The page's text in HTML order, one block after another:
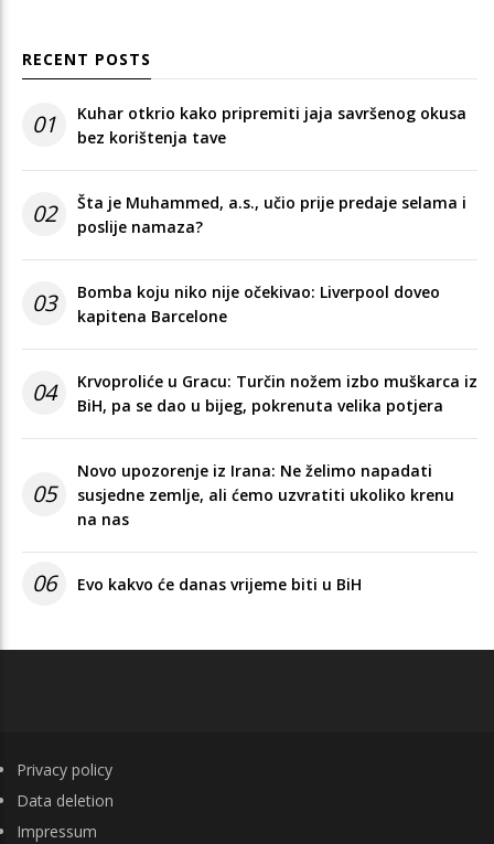
RECENT POSTS
01
Kuhar otkrio kako pripremiti jaja savršenog okusa
bez korištenja tave
02
Šta je Muhammed, a.s., učio prije predaje selama i
poslije namaza?
03
Bomba koju niko nije očekivao: Liverpool doveo
kapitena Barcelone
04
Krvoproliće u Gracu: Turčin nožem izbo muškarca iz
BiH, pa se dao u bijeg, pokrenuta velika potjera
05
Novo upozorenje iz Irana: Ne želimo napadati
susjedne zemlje, ali ćemo uzvratiti ukoliko krenu
na nas
06 Evo kakvo će danas vrijeme biti u BiH
FOOTER
Privacy policy
Data deletion
Impressum